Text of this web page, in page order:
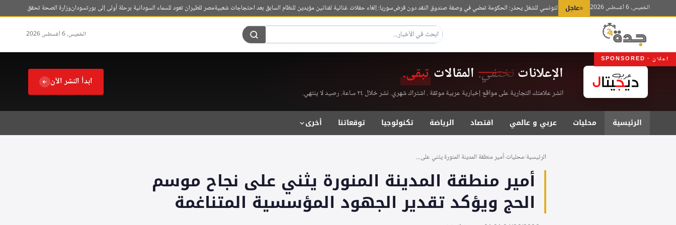
الخميس، 6 أغسطس 2026 عاجل
الاتحاد العام التونسي للشغل يحذر: الحكومة تمضي في وصفة صندوق النقد دون قرضسوريا: إلغاء حفلات غنائية لفنانين مؤيدين للنظام السابق بعد احتجاجات شعبيةمصر للطيران تعود للسماء السودانية برحلة أولى إلى بورتسودانوزارة الصحة تحقق في شكوى
الخميس، 6 أغسطس 2026
اعلان · SPONSORED
الإعلانات تختفي. المقالات تبقى.
انشر علامتك التجارية على مواقع إخبارية عربية موثقة . اشتراك شهري. نشر خلال ٢٤ ساعة. رصيد لا ينتهي.
ابدأ النشر الآن
الرئيسية محليات عربي و عالمي اقتصاد الرياضة تكنولوجيا توقعاتنا أخرى
الرئيسية›محليات›أمير منطقة المدينة المنورة يثني على...
أمير منطقة المدينة المنورة يثني على نجاح موسم
الحج ويؤكد تقدير الجهود المؤسسية المتناغمة